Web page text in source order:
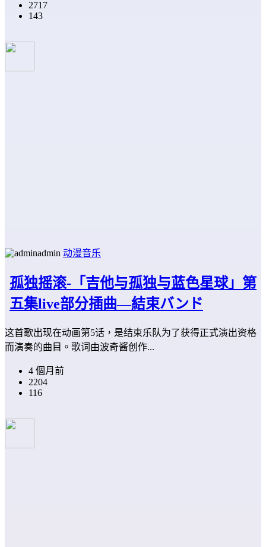
2717
143
admin 动漫音乐
孤独摇滚-「吉他与孤独与蓝色星球」第
五集live部分插曲—結束バンド
这首歌出现在动画第5话，是结束乐队为了获得正式演出资格
而演奏的曲目。歌词由波奇酱创作...
4 個月前
2204
116